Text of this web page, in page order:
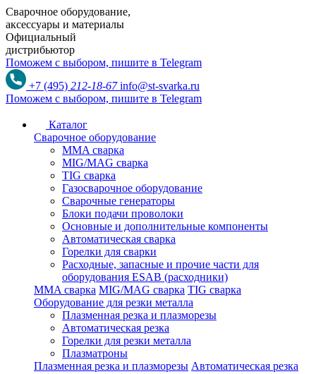
Сварочное оборудование,
аксессуары и материалы
Официальный
дистрибьютор
Поможем с выбором, пишите в Telegram
+7 (495) 212-18-67 info@st-svarka.ru
Поможем с выбором, пишите в Telegram
Каталог
Сварочное оборудование
MMA сварка
MIG/MAG сварка
TIG сварка
Газосварочное оборудование
Сварочные генераторы
Блоки подачи проволоки
Основные и дополнительные компоненты
Автоматическая сварка
Горелки для сварки
Расходные, запасные и прочие части для
оборудования ESAB (расходники)
MMA сварка MIG/MAG сварка TIG сварка
Оборудование для резки металла
Плазменная резка и плазморезы
Автоматическая резка
Горелки для резки металла
Плазматроны
Плазменная резка и плазморезы Автоматическая резка